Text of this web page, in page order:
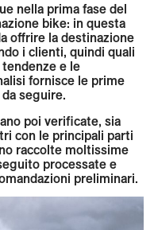
nella prima fase del
bike: in questa
offrire la destinazione
i clienti, quindi quali
e le
fornisce le prime
seguire.
poi verificate, sia
con le principali parti
raccolte moltissime
processate e
preliminari.